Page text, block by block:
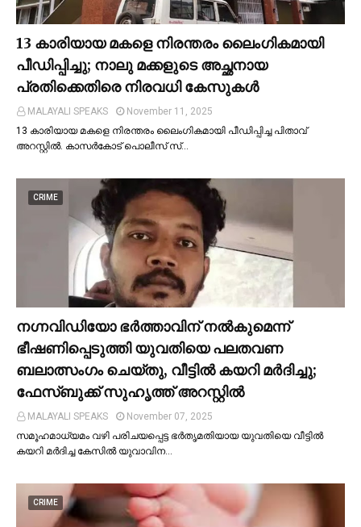
13 കാരിയായ മകളെ നിരന്തരം ലൈംഗികമായി
പീഡിപ്പിച്ചു; നാലു മക്കളുടെ അച്ഛനായ
പ്രതിക്കെതിരെ നിരവധി കേസുകള്‍
MALAYALI SPEAKS
November 11, 2025
13 കാരിയായ മകളെ നിരന്തരം ലൈംഗികമായി പീഡിപ്പിച്ച പിതാവ്
അറസ്റ്റില്‍. കാസർകോട് പൊലീസ് സ്…
CRIME
നഗ്നവിഡിയോ ഭര്‍ത്താവിന് നല്‍കുമെന്ന്
ഭീഷണിപ്പെടുത്തി യുവതിയെ പലതവണ
ബലാത്സംഗം ചെയ്തു, വീട്ടില്‍ കയറി മര്‍ദിച്ചു;
ഫേസ്ബുക്ക് സുഹൃത്ത് അറസ്റ്റില്‍
MALAYALI SPEAKS
November 07, 2025
സമൂഹമാധ്യമം വഴി പരിചയപ്പെട്ട ഭർതൃമതിയായ യുവതിയെ വീട്ടില്‍
കയറി മർദിച്ച കേസില്‍ യുവാവിന…
CRIME